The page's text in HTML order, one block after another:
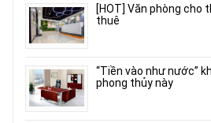
[HOT] Văn phòng cho
thuê
“Tiền vào như nước”
phong thủy này